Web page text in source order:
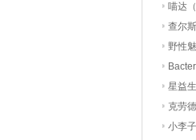
喵达
查尔斯
野性
星益
（克劳
小李